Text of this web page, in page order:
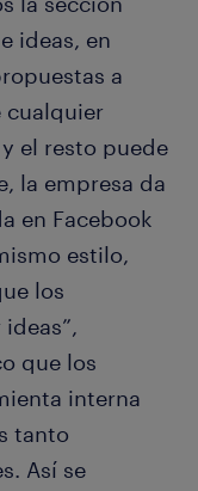
ideas, en
a
cualquier
el resto puede
la empresa da
en Facebook
estilo,
los
que los
interna
tanto
Así se